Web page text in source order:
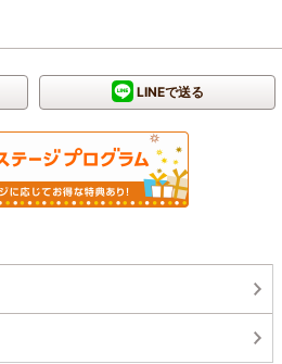
LINEで送る